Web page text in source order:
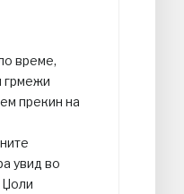
време,
грмежи
прекин на
увид во
Џоли